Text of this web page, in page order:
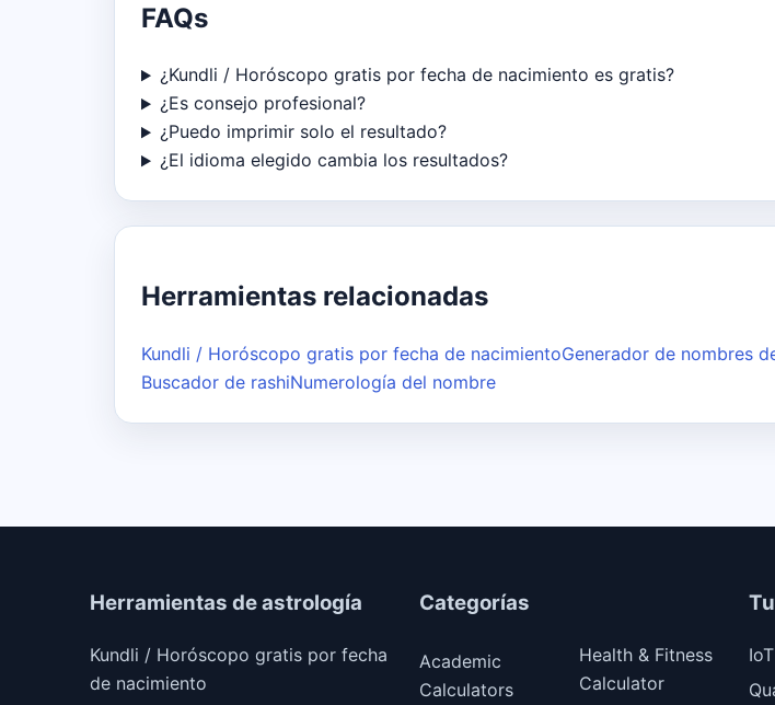
FAQs
¿Kundli / Horóscopo gratis por fecha de nacimiento es gratis?
¿Es consejo profesional?
¿Puedo imprimir solo el resultado?
¿El idioma elegido cambia los resultados?
Herramientas relacionadas
Kundli / Horóscopo gratis por fecha de nacimientoGenerador de nombres
Buscador de rashiNumerología del nombre
Herramientas de astrología
Kundli / Horóscopo gratis por fecha
de nacimiento
Categorías
Academic
Calculators
Health & Fitness
Calculator
IoT